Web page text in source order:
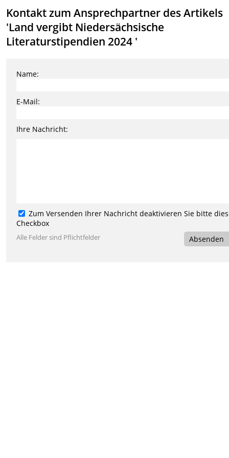
Kontakt zum Ansprechpartner des Artikels
'Land vergibt Niedersächsische
Literaturstipendien 2024 '
Name:
E-Mail:
Ihre Nachricht:
Zum Versenden Ihrer Nachricht deaktivieren Sie bitte
Checkbox
Alle Felder sind Pflichtfelder Absenden